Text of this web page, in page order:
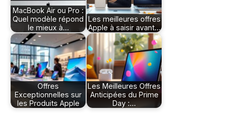
MacBook Air ou Pro :
Quel modèle répond
le mieux à…
Les meilleures offres
Apple à saisir avant…
Offres
Exceptionnelles sur
les Produits Apple
Les Meilleures Offres
Anticipées du Prime
Day :…